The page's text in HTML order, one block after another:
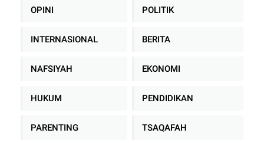
OPINI POLITIK
INTERNASIONAL BERITA
NAFSIYAH EKONOMI
HUKUM PENDIDIKAN
PARENTING TSAQAFAH